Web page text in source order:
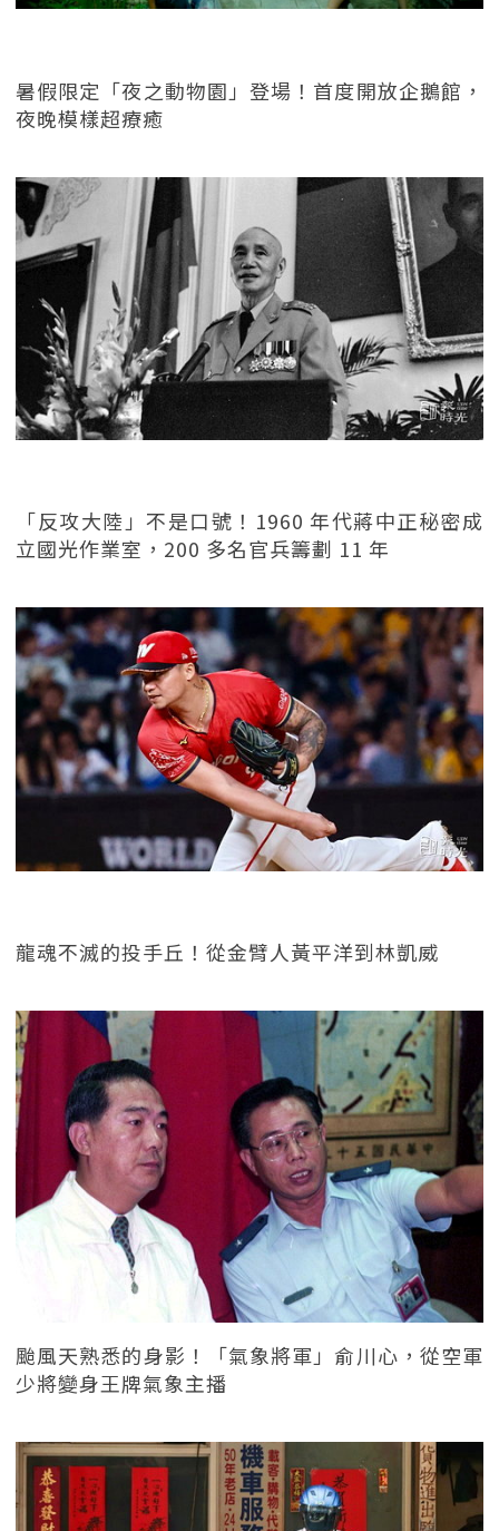
暑假限定「夜之動物園」登場！首度開放企鵝館，
夜晚模樣超療癒
「反攻大陸」不是口號！1960 年代蔣中正秘密成
立國光作業室，200 多名官兵籌劃 11 年
龍魂不滅的投手丘！從金臂人黃平洋到林凱威
颱風天熟悉的身影！「氣象將軍」俞川心，從空軍
少將變身王牌氣象主播